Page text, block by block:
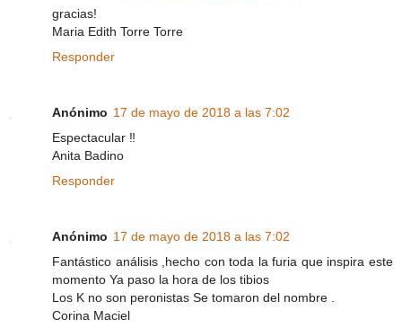
gracias!
Maria Edith Torre Torre
Responder
Anónimo 17 de mayo de 2018 a las 7:02
Espectacular ‼️
Anita Badino
Responder
Anónimo 17 de mayo de 2018 a las 7:02
Fantástico análisis ,hecho con toda la furia que inspira este
momento Ya paso la hora de los tibios
Los K no son peronistas Se tomaron del nombre .
Corina Maciel